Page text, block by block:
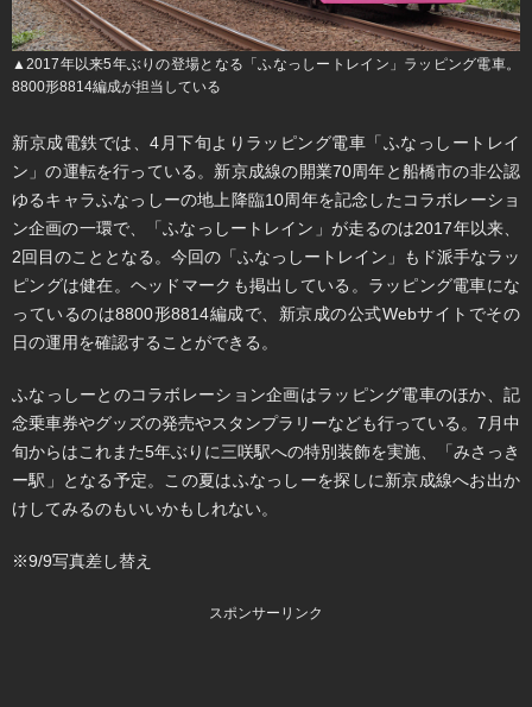
▲2017年以来5年ぶりの登場となる「ふなっしートレイン」ラッピング電車。
8800形8814編成が担当している
​​新京成電鉄では、4月下旬よりラッピング電車「ふなっしートレイ
ン」の運転を行っている。新京成線の開業70周年と船橋市の非公認
ゆるキャラふなっしーの地上降臨10周年を記念したコラボレーショ
ン企画の一環で、「ふなっしートレイン」が走るのは2017年以来、
2回目のこととなる。今回の「ふなっしートレイン」もド派手なラッ
ピングは健在。ヘッドマークも掲出している。ラッピング電車にな
っているのは8800形8814編成で、新京成の公式Webサイトでその
日の運用を確認することができる。
ふなっしーとのコラボレーション企画はラッピング電車のほか、記
念乗車券やグッズの発売やスタンプラリーなども行っている。7月中
旬からはこれまた5年ぶりに三咲駅への特別装飾を実施、「みさっき
ー駅」となる予定。この夏はふなっしーを探しに新京成線へお出か
けしてみるのもいいかもしれない。
※9/9写真差し替え
スポンサーリンク